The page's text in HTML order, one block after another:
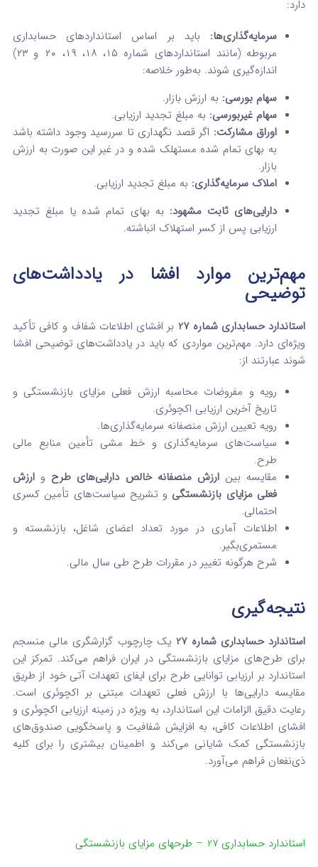
دارد:
سرمایه‌گذاری‌ها: باید بر اساس استانداردهای حسابداری
مربوطه (مانند استانداردهای شماره ۱۵، ۱۸، ۱۹، ۲۰ و ۲۳)
اندازه‌گیری شوند. به‌طور خلاصه:
سهام بورسی: به ارزش بازار.
سهام غیربورسی: به مبلغ تجدید ارزیابی.
اوراق مشارکت: اگر قصد نگهداری تا سررسید وجود داشته باشد
به بهای تمام شده مستهلک شده و در غیر این صورت به ارزش
بازار.
املاک سرمایه‌گذاری: به مبلغ تجدید ارزیابی.
دارایی‌های ثابت مشهود: به بهای تمام شده یا مبلغ تجدید
ارزیابی پس از کسر استهلاک انباشته.
مهم‌ترین موارد افشا در یادداشت‌های
توضیحی
استاندارد حسابداری شماره 27
بر افشای اطلاعات شفاف و کافی تأکید
ویژه‌ای دارد. مهم‌ترین مواردی که باید در یادداشت‌های توضیحی افشا
شوند عبارتند از:
رویه و مفروضات محاسبه ارزش فعلی مزایای بازنشستگی و
تاریخ آخرین ارزیابی اکچوئری.
رویه تعیین ارزش منصفانه سرمایه‌گذاری‌ها.
سیاست‌های سرمایه‌گذاری و خط مشی تأمین منابع مالی
طرح.
مقایسه بینارزش منصفانه خالص دارایی‌های طرح وارزش
فعلی مزایای بازنشستگی و تشریح سیاست‌های تأمین کسری
احتمالی.
اطلاعات آماری در مورد تعداد اعضای شاغل، بازنشسته و
مستمری‌بگیر.
شرح هرگونه تغییر در مقررات طرح طی سال مالی.
نتیجه‌گیری
استاندارد حسابداری شماره 27
یک چارچوب گزارشگری مالی منسجم
برای طرح‌های مزایای بازنشستگی در ایران فراهم می‌کند. تمرکز این
استاندارد بر ارزیابی توانایی طرح برای ایفای تعهدات آتی خود از طریق
مقایسه دارایی‌ها با ارزش فعلی تعهدات مبتنی بر اکچوئری است.
رعایت دقیق الزامات این استاندارد، به ویژه در زمینه ارزیابی اکچوئری و
افشای اطلاعات کافی، به افزایش شفافیت و پاسخگویی صندوق‌های
بازنشستگی کمک شایانی می‌کند و اطمینان بیشتری را برای کلیه
ذی‌نفعان فراهم می‌آورد.
استاندارد حسابداری 27 – طرحهای مزایای بازنشستگی